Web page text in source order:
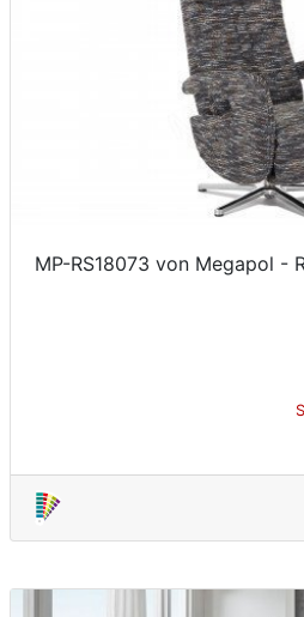
MP-RS18073 von Megapol -